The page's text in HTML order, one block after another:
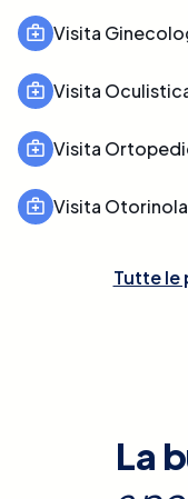
Visita
Visita
Visita
Visita
Tutte le
La